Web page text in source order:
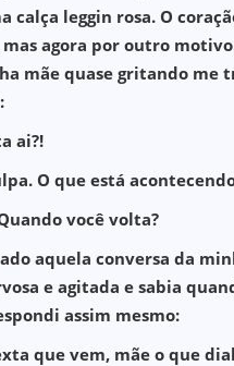
calça leggin rosa. O
agora por outro
mãe quase gritando me
ai?!
O que está
você volta?
aquela conversa da
e agitada e sabia
assim mesmo:
que vem, mãe o que